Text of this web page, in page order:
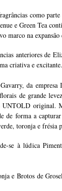
como
e Green Tea
marco na
anteriores de
criativa e excitante.
da
de grande
UNTOLD original.
de forma a
toronja e frésia
se à lúdica
e Brotos de